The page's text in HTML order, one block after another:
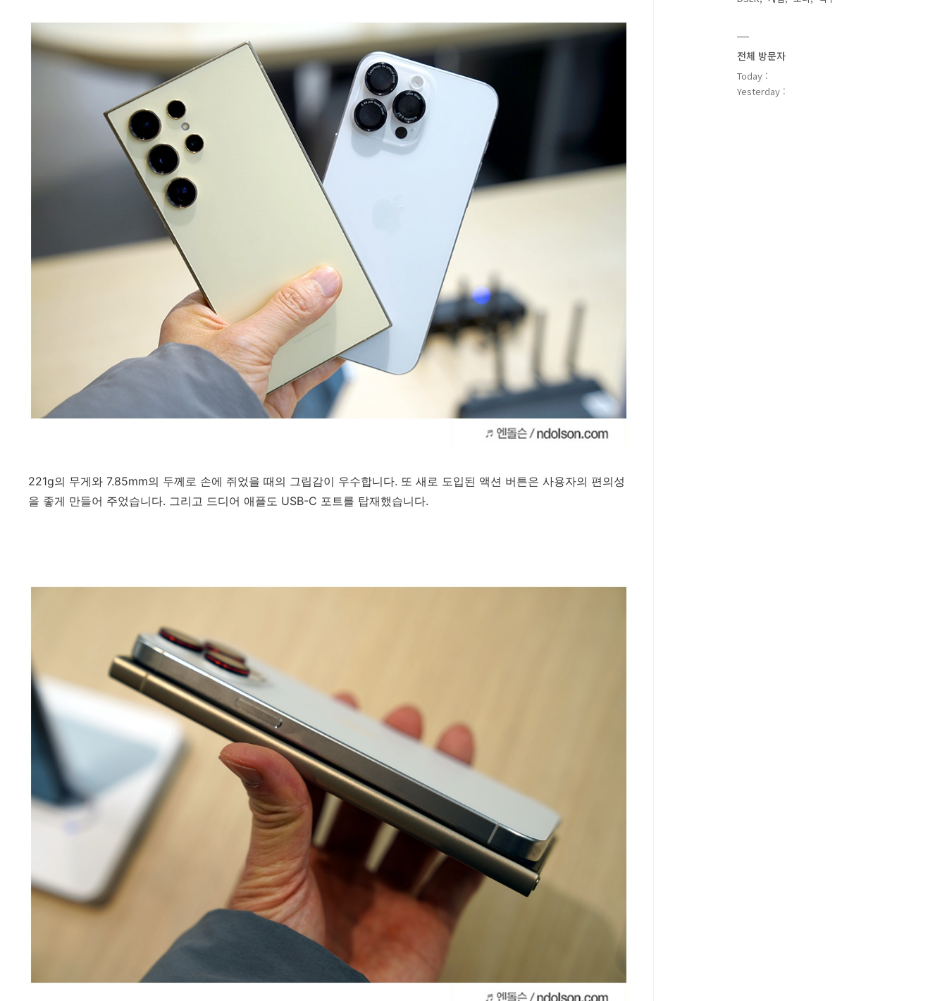
221g의 무게와 7.85mm의 두께로 손에 쥐었을 때의 그립감이 우수합니다. 또 새로 도입된 액션 버튼은 사용자의 편의성
을 좋게 만들어 주었습니다. 그리고 드디어 애플도 USB-C 포트를 탑재했습니다.
전체 방문자
Today :
Yesterday :